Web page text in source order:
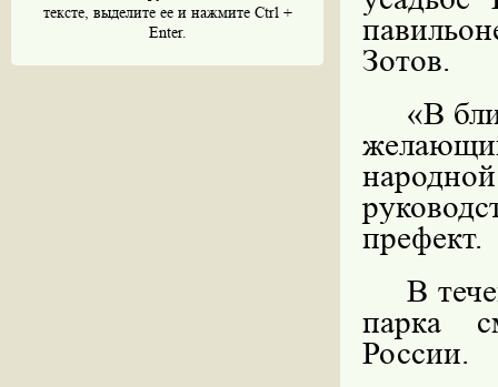
тексте, выделите ее и нажмите Ctrl +
Enter.
Зотов.
«В
префект.
В
парка
России.